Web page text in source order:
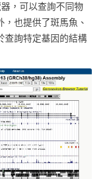
，可以查詢不同物
也提供了斑馬魚、
查詢特定基因的結構